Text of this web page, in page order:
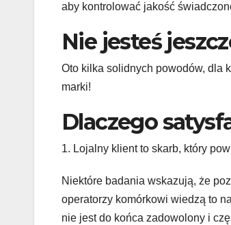
aby kontrolować jakość
Nie jesteś
Oto kilka solidnych powodów, dla
marki!
Dlaczego
1. Lojalny klient to skarb, który
Niektóre badania wskazują, że
operatorzy komórkowi wiedzą to
nie jest do końca zadowolony i
INWESTYCJE
Kserokopiarki
Canon –
dlaczego są
niezawodne
centrum
pracy
biurowej?
STY 29, 2026